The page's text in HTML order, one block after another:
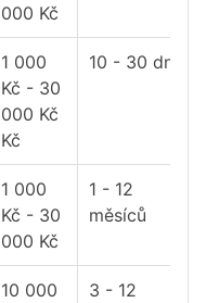
000 Kč
1 000
Kč - 30
000 Kč
Kč
10 - 30 dní
1 000
Kč - 30
000 Kč
1 - 12
měsíců
10 000
3 - 12